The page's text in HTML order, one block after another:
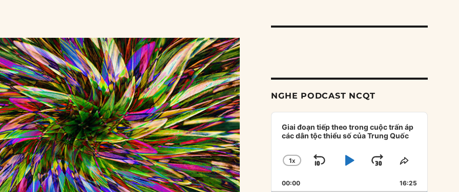
NGHE PODCAST NCQT
Audio
Player
Giai đoạn tiếp theo trong cuộc trấn áp
các dân tộc thiểu số của Trung Quốc
CHANGE
RATE
1X
SKIP
BACKWARD
PLAYJUMP
FORWARD
SHARE
EPISODE
00:00 16:25